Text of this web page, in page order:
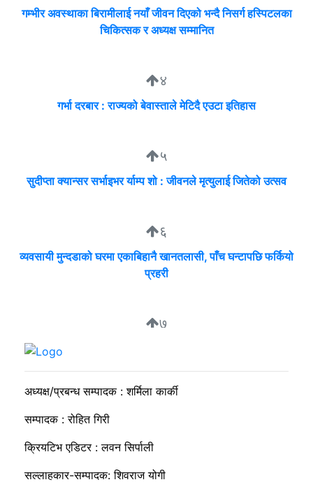
गम्भीर अवस्थाका बिरामीलाई नयाँ जीवन दिएको भन्दै निसर्ग हस्पिटलका
चिकित्सक र अध्यक्ष सम्मानित
४
गर्भा दरबार : राज्यको बेवास्ताले मेटिदै एउटा इतिहास
५
सुदीप्ता क्यान्सर सर्भाइभर र्याम्प शो : जीवनले मृत्युलाई जितेको उत्सव
६
व्यवसायी मुन्दडाको घरमा एकाबिहानै खानतलासी, पाँच घन्टापछि फर्कियो
प्रहरी
७
मार्भलस स्कुलमा विद्यार्थी नेताहरूलाई नेतृत्व विकास तालिम
अध्यक्ष/प्रबन्ध सम्पादक : शर्मिला कार्की
सम्पादक : रोहित गिरी
क्रियटिभ एडिटर : लवन सिर्पाली
सल्लाहकार-सम्पादक: शिवराज योगी